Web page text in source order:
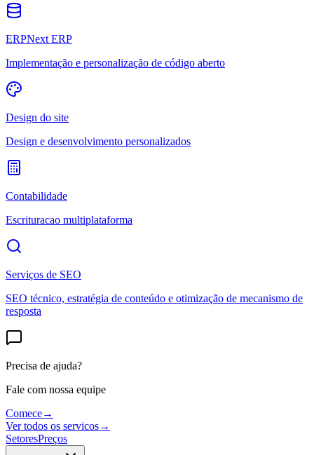
ERPNext ERP
Implementação e personalização de código aberto
Design do site
Design e desenvolvimento personalizados
Contabilidade
Escrituracao multiplataforma
Serviços de SEO
SEO técnico, estratégia de conteúdo e otimização de mecanismo de
resposta
Precisa de ajuda?
Fale com nossa equipe
Comece→
Ver todos os servicos→
SetoresPreços